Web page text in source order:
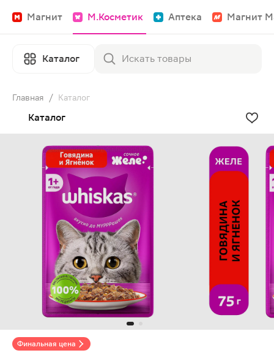
Магнит М.Косметик Аптека Магнит
Каталог
Главная / Каталог
Каталог
Финальная цена